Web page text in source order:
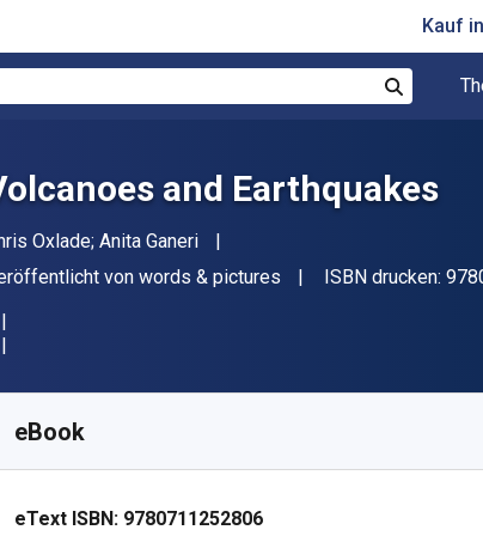
Kauf
and Earthquakes
Oxlade; Anita Ganeri
von words & pictures ISBN drucken:
eBook
eText ISBN: 9780711252806